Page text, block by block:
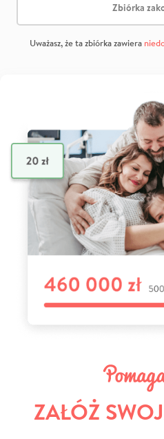
Zbiórka
Uważasz, że ta zbiórka zawiera
ZAŁÓŻ